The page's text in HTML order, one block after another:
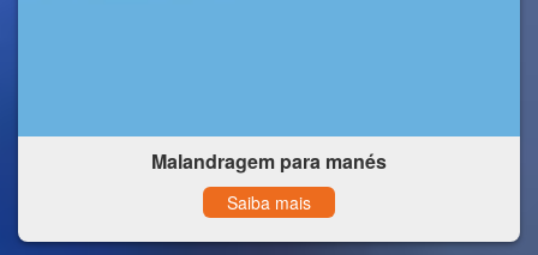
Malandragem para manés
Saiba mais